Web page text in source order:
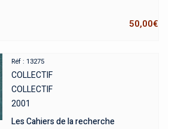
50,00€
Réf : 13275
COLLECTIF
COLLECTIF
2001
Les Cahiers de la recherche